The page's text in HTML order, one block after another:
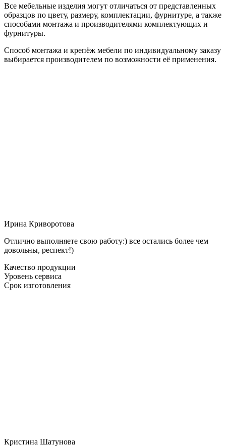
Все мебельные изделия могут отличаться от представленных
образцов по цвету, размеру, комплектации, фурнитуре, а также
способами монтажа и производителями комплектующих и
фурнитуры.
Способ монтажа и крепёж мебели по индивидуальному заказу
выбирается производителем по возможности её применения.
Ирина Криворотова
Отлично выполняете свою работу:) все остались более чем
довольны, респект!)
Качество продукции
Уровень сервиса
Срок изготовления
Кристина Шатунова